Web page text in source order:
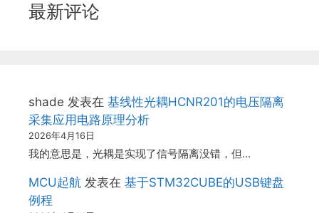
最新评论
shade 发表在 基线性光耦HCNR201的电压隔离
采集应用电路原理分析
2026年4月16日
我的意思是，光耦是实现了信号隔离没错，但…
MCU起航 发表在 基于STM32CUBE的USB键盘
例程